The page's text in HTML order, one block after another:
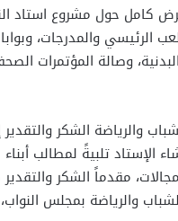
كامل حول مشروع استاد
البدنية، وصالة المؤتمرات
والرياضة الشكر
الإستاد تلبيةً لمطالب
مقدماً الشكر
والرياضة بمجلس